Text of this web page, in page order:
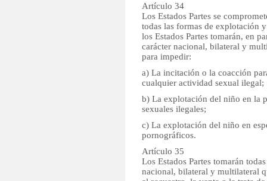
Artículo 34
Los Estados Partes se
todas las formas de explotación
los Estados Partes tomarán, en
carácter nacional, bilateral y
para impedir:
a) La incitación o la coacción
cualquier actividad sexual ilegal;
b) La explotación del niño en la
sexuales ilegales;
c) La explotación del niño en
pornográficos.
Artículo 35
Los Estados Partes tomarán
nacional, bilateral y multilateral